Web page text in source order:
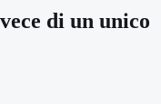
di un unico